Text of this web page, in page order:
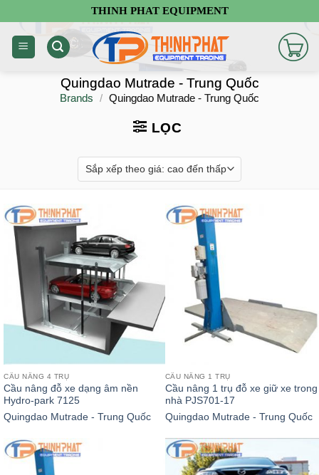
đến
dung
THINH PHAT EQUIPMENT
Quingdao Mutrade - Trung Quốc
Brands / Quingdao Mutrade - Trung Quốc
LỌC
CẦU NÂNG 4 TRỤ
Cầu nâng đỗ xe dạng âm nền
Hydro-park 7125
Quingdao Mutrade - Trung Quốc
CẦU NÂNG 1 TRỤ
Cầu nâng 1 trụ đỗ xe giữ xe trong
nhà PJS701-17
Quingdao Mutrade - Trung Quốc